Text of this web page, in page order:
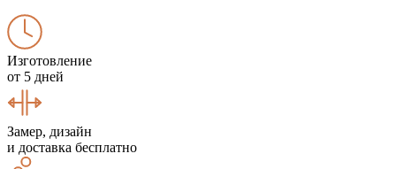
Изготовление
от 5 дней
Замер, дизайн
и доставка бесплатно